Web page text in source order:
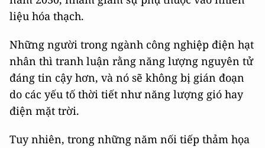
liệu hóa thạch.
Những người trong ngành công nghiệp điện hạt
nhân thì tranh luận rằng năng lượng nguyên tử
đáng tin cậy hơn, và nó sẽ không bị gián đoạn
do các yếu tố thời tiết như năng lượng gió hay
điện mặt trời.
Tuy nhiên, trong những năm nối tiếp thảm họa